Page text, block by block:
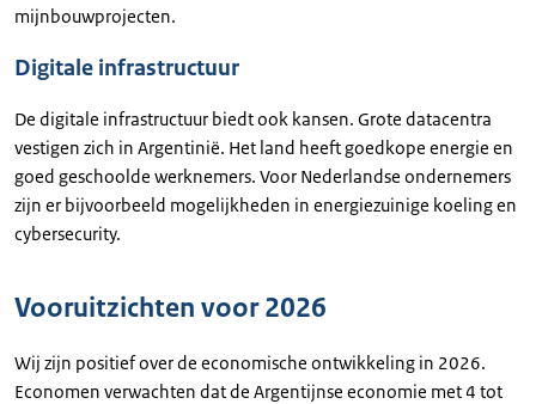
mijnbouwprojecten.
Digitale infrastructuur
De digitale infrastructuur biedt ook kansen. Grote datacentra
vestigen zich in Argentinië. Het land heeft goedkope energie en
goed geschoolde werknemers. Voor Nederlandse ondernemers
zijn er bijvoorbeeld mogelijkheden in energiezuinige koeling en
cybersecurity.
Vooruitzichten voor 2026
Wij zijn positief over de economische ontwikkeling in 2026.
Economen verwachten dat de Argentijnse economie met 4 tot